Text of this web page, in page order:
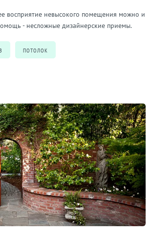
восприятие невысокого помещения можно и
- несложные дизайнерские приемы.
ПОТОЛОК